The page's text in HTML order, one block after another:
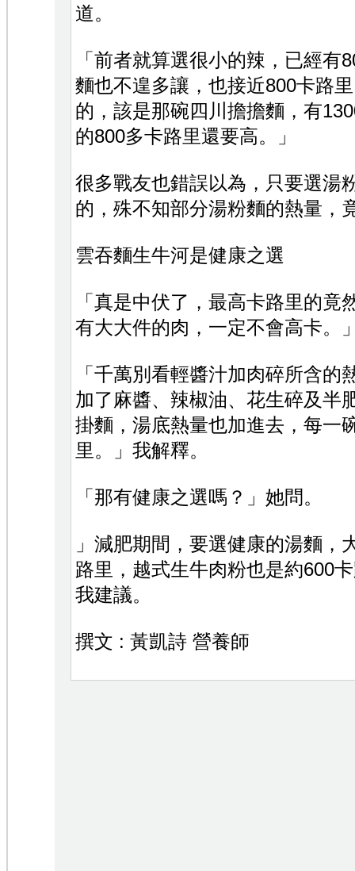
道。
「前者就算選很小的辣，已經有
麵也不遑多讓，也接近800卡路
的，該是那碗四川擔擔麵，有
的800多卡路里還要高。」
很多戰友也錯誤以為，只要選湯
的，殊不知部分湯粉麵的熱量，
雲吞麵生牛河是健康之選
「真是中伏了，最高卡路里的竟
有大大件的肉，一定不會高卡。
「千萬別看輕醬汁加肉碎所含的
加了麻醬、辣椒油、花生碎及半
掛麵，湯底熱量也加進去，每一
里。」我解釋。
「那有健康之選嗎？」她問。
」減肥期間，要選健康的湯麵，
路里，越式生牛肉粉也是約600
我建議。
撰文 : 黃凱詩 營養師